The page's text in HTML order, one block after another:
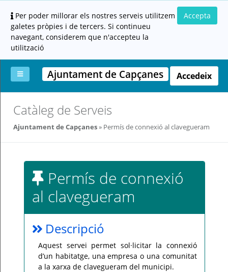
Per poder millorar els nostres serveis utilitzem
galetes pròpies i de tercers. Si continueu
navegant, considerem que n'accepteu la
utilització
Accepta
meva
documentació
ciutadana
administracions)
Ajuntament de Capçanes Accedeix
Catàleg de Serveis
Ajuntament de Capçanes Permís de connexió al clavegueram
Permís de connexió
al clavegueram
Descripció
Aquest servei permet sol·licitar la connexió
d’un habitatge, una empresa o una comunitat
a la xarxa de clavegueram del municipi.